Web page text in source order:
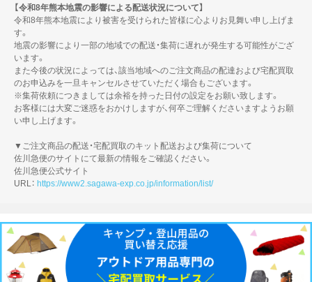
【令和8年熊本地震の影響による配送状況について】
令和8年熊本地震により被害を受けられた皆様に心よりお見舞い申し上げま
す。
地震の影響により一部の地域での配送・集荷に遅れが発生する可能性がござ
います。
また今後の状況によっては、該当地域へのご注文商品の配達および宅配買取
のお申込みを一旦キャンセルさせていただく場合もございます。
※集荷依頼につきましては余裕を持った日付の設定をお願い致します。
お客様には大変ご迷惑をおかけしますが、何卒ご理解くださいますようお願
い申し上げます。
▼ご注文商品の配送・宅配買取のキット配送および集荷について
佐川急便のサイトにて最新の情報をご確認ください。
佐川急便公式サイト
URL： https://www2.sagawa-exp.co.jp/information/list/